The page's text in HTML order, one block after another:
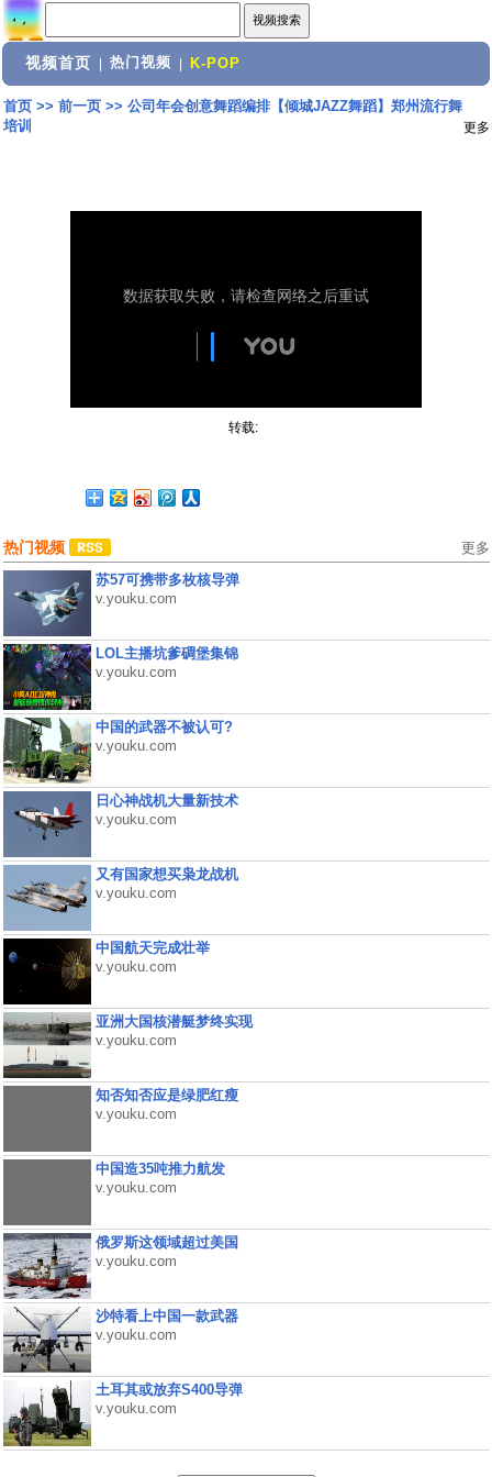
视频首页 热门视频 K-POP
首页>> 前一页>> 公司年会创意舞蹈编排【倾城JAZZ舞蹈】郑州流行舞
培训
更多
转载:
热门视频 更多
苏57可携带多枚核导弹
v.youku.com
LOL主播坑爹碉堡集锦
v.youku.com
中国的武器不被认可?
v.youku.com
日心神战机大量新技术
v.youku.com
又有国家想买枭龙战机
v.youku.com
中国航天完成壮举
v.youku.com
亚洲大国核潜艇梦终实现
v.youku.com
知否知否应是绿肥红瘦
v.youku.com
中国造35吨推力航发
v.youku.com
俄罗斯这领域超过美国
v.youku.com
沙特看上中国一款武器
v.youku.com
土耳其或放弃S400导弹
v.youku.com